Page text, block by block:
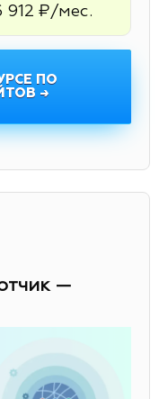
912 ₽/мес.
ПО
→
—